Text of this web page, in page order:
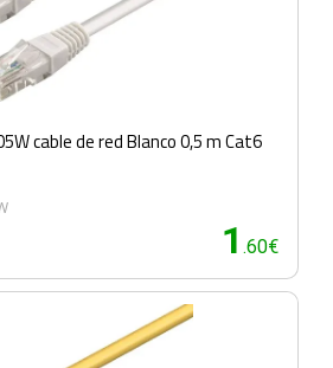
cable de red Blanco 0,5 m Cat6
1 .60€